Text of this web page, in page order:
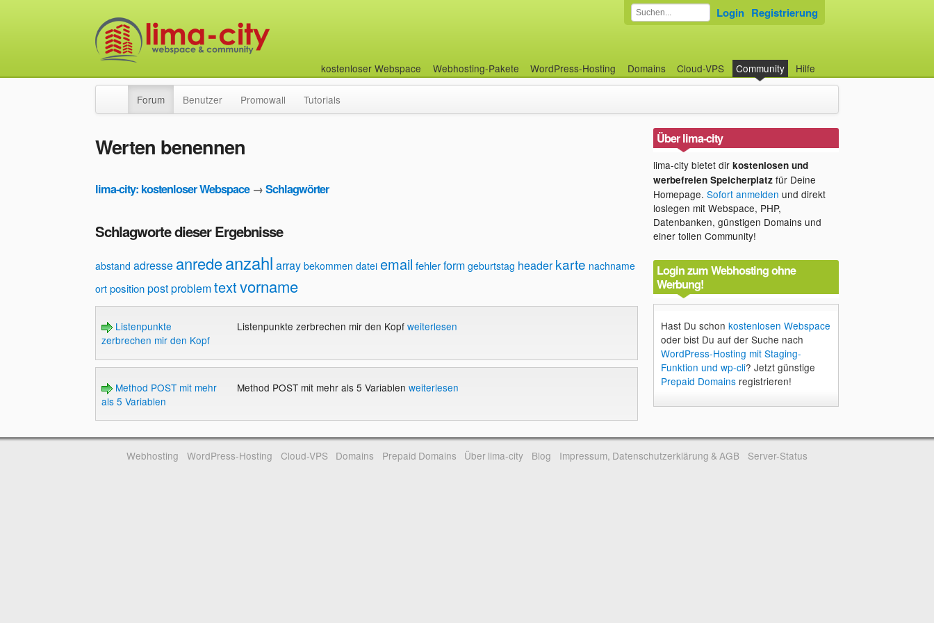
kostenloser Webspace Webhosting-Pakete WordPress-Hosting Domains Cloud-VPS Community Hilfe
Login Registrierung
Forum Benutzer Promowall Tutorials
Werten benennen
lima-city: kostenloser Webspace→Schlagwörter
Schlagworte dieser Ergebnisse
abstand adresse anredeanzahl array bekommen datei email fehlerform geburtstag header karte nachname
ort positionpostproblemtextvorname
Listenpunkte
zerbrechen mir den Kopf
Listenpunkte zerbrechen mir den Kopf weiterlesen
Method POST mit mehr
als 5 Variablen
Method POST mit mehr als 5 Variablen weiterlesen
Über lima-city
lima-city bietet dir kostenlosen und
werbefreien Speicherplatzfür Deine
Homepage. Sofort anmelden und direkt
loslegen mit Webspace, PHP,
Datenbanken, günstigen Domains und
einer tollen Community!
Login zum Webhosting ohne
Werbung!
Hast Du schon kostenlosen Webspace
oder bist Du auf der Suche nach
WordPress-Hosting mit Staging-
Funktion und wp-cli? Jetzt günstige
Prepaid Domainsregistrieren!
Webhosting WordPress-Hosting Cloud-VPS Domains Prepaid Domains Über lima-city Blog Impressum, Datenschutzerklärung & AGB Server-Status